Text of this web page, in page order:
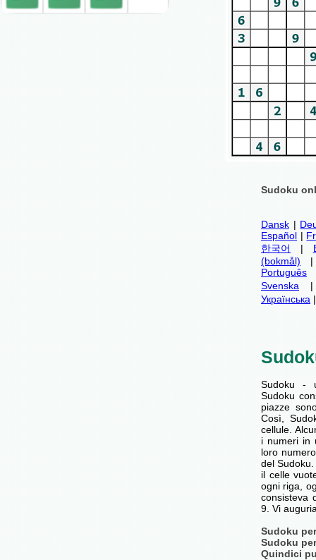
Sudoku
Dansk |
Español |
한국어
|
(bokmål)
Português
Svenska
Українська
Sudoku -
Sudoku
piazze
Così,
cellule.
i numeri in
loro
del
il celle
ogni riga,
consisteva
9. Vi
Sudoku
Sudoku
Quindici